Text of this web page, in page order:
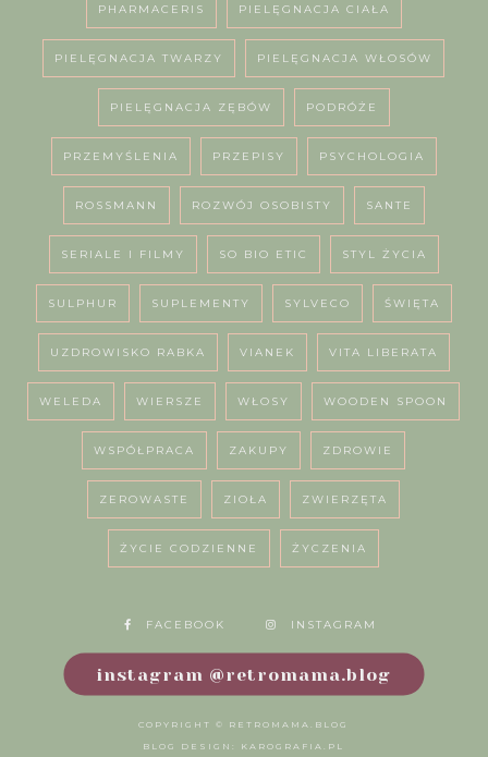
PHARMACERIS PIELĘGNACJA CIAŁA
PIELĘGNACJA TWARZY PIELĘGNACJA WŁOSÓW
PIELĘGNACJA ZĘBÓW PODRÓŻE
PRZEMYŚLENIA PRZEPISY PSYCHOLOGIA
ROSSMANN ROZWÓJ OSOBISTY SANTE
SERIALE I FILMY SO BIO ETIC STYL ŻYCIA
SULPHUR SUPLEMENTY SYLVECO ŚWIĘTA
UZDROWISKO RABKA VIANEK VITA LIBERATA
WELEDA WIERSZE WŁOSY WOODEN SPOON
WSPÓŁPRACA ZAKUPY ZDROWIE
ZEROWASTE ZIOŁA ZWIERZĘTA
ŻYCIE CODZIENNE ŻYCZENIA
FACEBOOK INSTAGRAM
instagram @retromama.blog
COPYRIGHT © RETROMAMA.BLOG
BLOG DESIGN: KAROGRAFIA.PL